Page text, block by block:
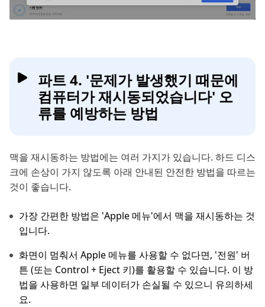
파트 4. '문제가 발생했기 때문에
컴퓨터가 재시동되었습니다' 오
류를 예방하는 방법
맥을 재시동하는 방법에는 여러 가지가 있습니다. 하드 디스
크에 손상이 가지 않도록 아래 안내된 안전한 방법을 따르는
것이 좋습니다.
가장 간편한 방법은 'Apple 메뉴'에서 맥을 재시동하는 것
입니다.
화면이 멈춰서 Apple 메뉴를 사용할 수 없다면, '전원' 버
튼 (또는 Control + Eject 키)를 활용할 수 있습니다. 이 방
법을 사용하면 일부 데이터가 손실될 수 있으니 유의하세
요.